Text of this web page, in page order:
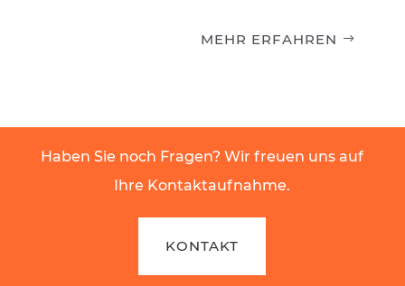
MEHR ERFAHREN
Haben Sie noch Fragen? Wir freuen uns auf
Ihre Kontaktaufnahme.
KONTAKT